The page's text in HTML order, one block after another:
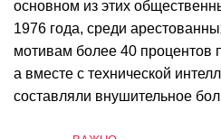
основном из этих
1976 года, среди
мотивам более 40 процентов
а вместе с технической
составляли внушительное